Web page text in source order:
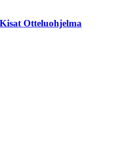
Otteluohjelma